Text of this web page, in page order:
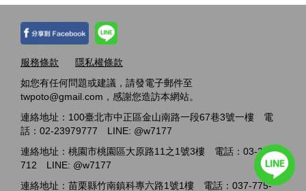
服務條款
隱私權條款
如您有任何問題或建議，請發電子郵件至
twpoto@gmail.com，感謝您造訪本網站。
連絡地址：100臺北市中正區金山南路一段67巷3號一樓 電
話：02-23979777 LINE: @w7177
連絡地址：桃園市桃園區大原路11之1號3樓 電話：03-2717-
712 LINE: @w7177
連絡地址：苗栗縣竹南鎮科專六路1號1樓 電話：037-775-